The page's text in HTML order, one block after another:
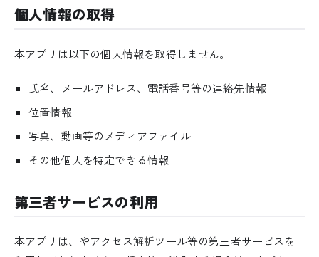
個人情報の取得
本アプリは以下の個人情報を取得しません。
氏名、メールアドレス、電話番号等の連絡先情報
位置情報
写真、動画等のメディアファイル
その他個人を特定できる情報
第三者サービスの利用
本アプリは、やアクセス解析ツール等の第三者サービスを